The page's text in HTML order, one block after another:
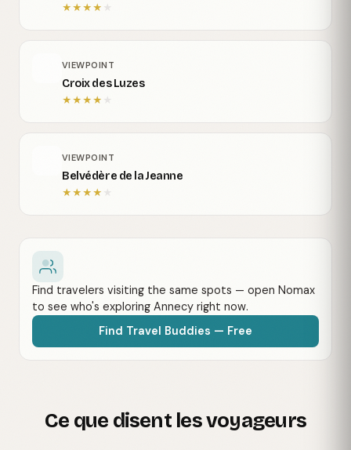
★★★★ ★
VIEWPOINT
Croix des Luzes
★★★★ ★
VIEWPOINT
Belvédère de la Jeanne
★★★★ ★
Find travelers visiting the same spots — open Nomax
to see who's exploring Annecy right now.
Find Travel Buddies — Free
Ce que disent les voyageurs